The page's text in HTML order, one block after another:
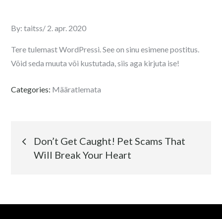
By:taitss Posted
2. apr. 2020
Tere tulemast WordPressi. See on sinu esimene postitus.
Võid seda muuta või kustutada, siis aga kirjuta ise!
Categories: Määratlemata
Navigeerimine
Don’t Get Caught! Pet Scams That
Will Break Your Heart